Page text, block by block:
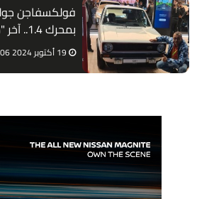
بمحرك 1.4.. آخر "مكنة" بنزين
19 أكتوبر 2024 12:06 ص